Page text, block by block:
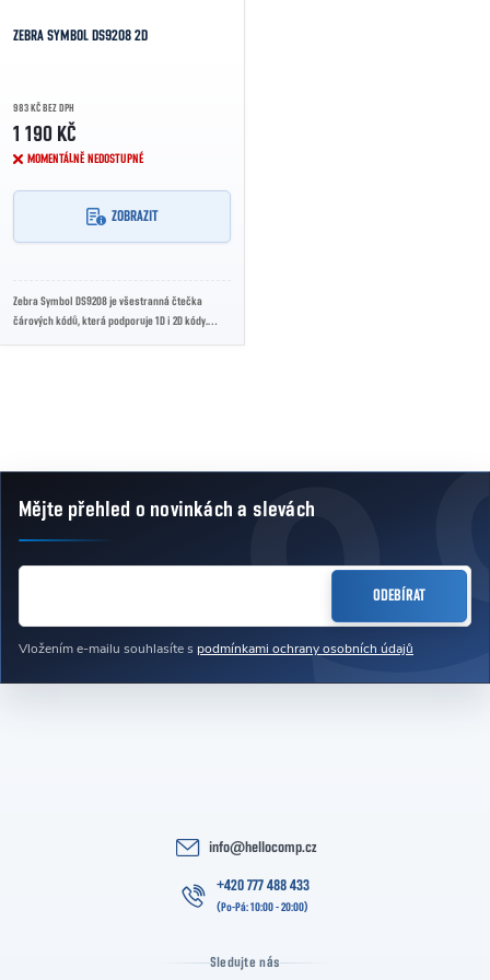
ZEBRA SYMBOL DS9208 2D
983 KČ BEZ DPH
1 190 KČ
MOMENTÁLNĚ NEDOSTUPNÉ
ZOBRAZIT
Zebra Symbol DS9208 je všestranná čtečka
čárových kódů, která podporuje 1D i 2D kódy.
Zápatí
Mějte přehled o novinkácha slevách
Vložením e-mailu souhlasíte s podmínkami ochrany osobních údajů
ODEBÍRAT
info@hellocomp.cz
+420 777 488 433
Sledujte nás